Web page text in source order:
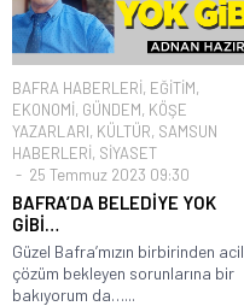
BAFRA HABERLERİ, EĞİTİM,
EKONOMİ, GÜNDEM, KÖŞE
YAZARLARI, KÜLTÜR, SAMSUN
HABERLERİ, SİYASET
25 Temmuz 2023 09:30
BAFRA’DA BELEDİYE YOK
GİBİ…
Güzel Bafra’mızın birbirinden acil
çözüm bekleyen sorunlarına bir
bakıyorum da…...